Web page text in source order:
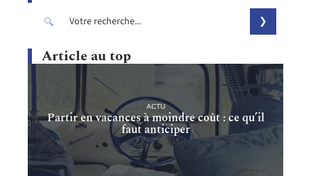
Article au top
ACTU
Partir en vacances à moindre coût : ce qu’il
faut anticiper